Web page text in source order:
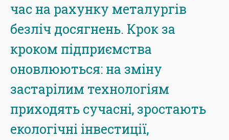
час на рахунку металургів
безліч досягнень. Крок за
кроком підприємства
оновлюються: на зміну
застарілим технологіям
приходять сучасні, зростають
екологічні інвестиції,